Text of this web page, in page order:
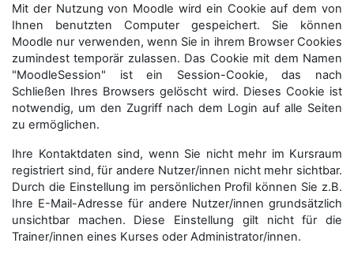
Mit der Nutzung von Moodle wird ein Cookie auf dem von
Ihnen benutzten Computer gespeichert. Sie können
Moodle nur verwenden, wenn Sie in ihrem Browser Cookies
zumindest temporär zulassen. Das Cookie mit dem Namen
"MoodleSession" ist ein Session-Cookie, das nach
Schließen Ihres Browsers gelöscht wird. Dieses Cookie ist
notwendig, um den Zugriff nach dem Login auf alle Seiten
zu ermöglichen.
Ihre Kontaktdaten sind, wenn Sie nicht mehr im Kursraum
registriert sind, für andere Nutzer/innen nicht mehr sichtbar.
Durch die Einstellung im persönlichen Profil können Sie z.B.
Ihre E-Mail-Adresse für andere Nutzer/innen grundsätzlich
unsichtbar machen. Diese Einstellung gilt nicht für die
Trainer/innen eines Kurses oder Administrator/innen.